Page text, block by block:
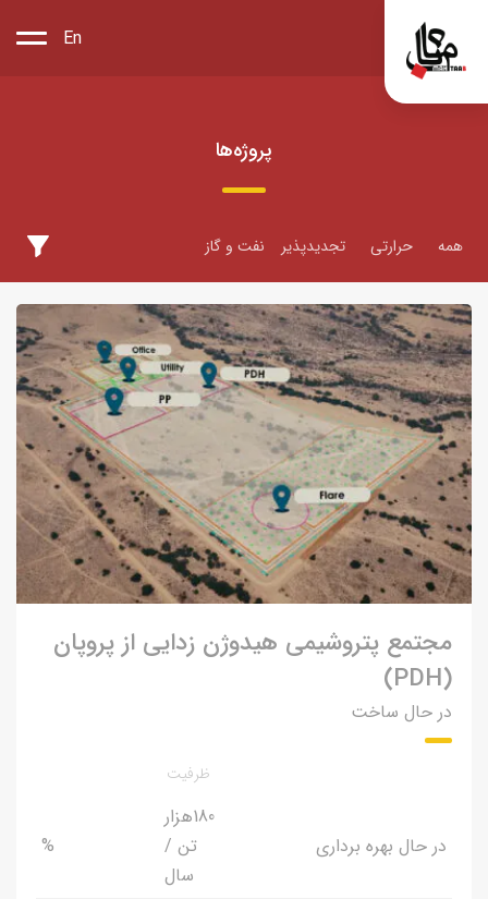
En
پروژه‌ها
همه حرارتی تجدیدپذیر نفت و گاز
مجتمع پتروشیمی هیدوژن زدایی از پروپان
(PDH)
در حال ساخت
ظرفیت
در حال بهره برداری
180هزار
تن /
سال
%